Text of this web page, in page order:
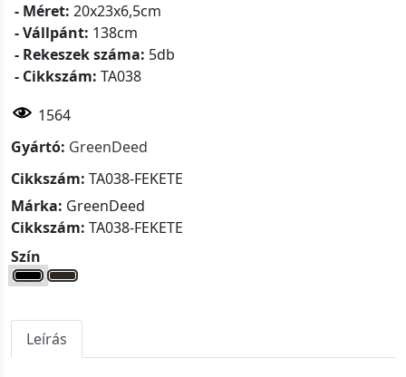
- Méret: 20x23x6,5cm
- Vállpánt: 138cm
- Rekeszek száma: 5db
- Cikkszám: TA038
1564
Gyártó: GreenDeed
Cikkszám: TA038-FEKETE
Márka: GreenDeed
Cikkszám: TA038-FEKETE
Szín
Leírás